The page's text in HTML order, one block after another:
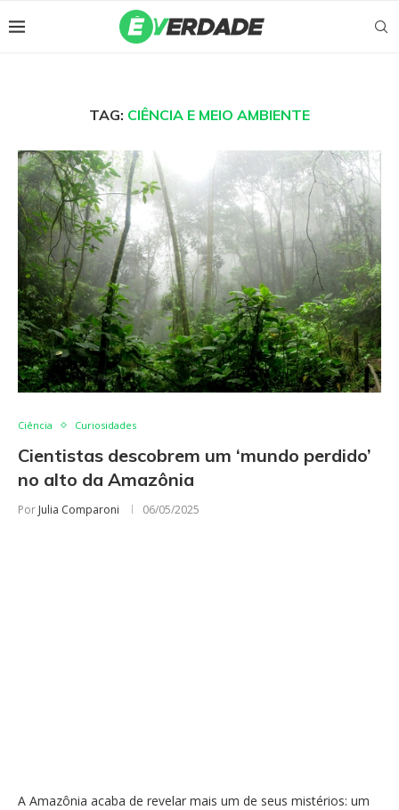
TAG: CIÊNCIA E MEIO AMBIENTE
Ciência Curiosidades
Cientistas descobrem um ‘mundo perdido’
no alto da Amazônia
Por Julia Comparoni 06/05/2025
A Amazônia acaba de revelar mais um de seus mistérios: um